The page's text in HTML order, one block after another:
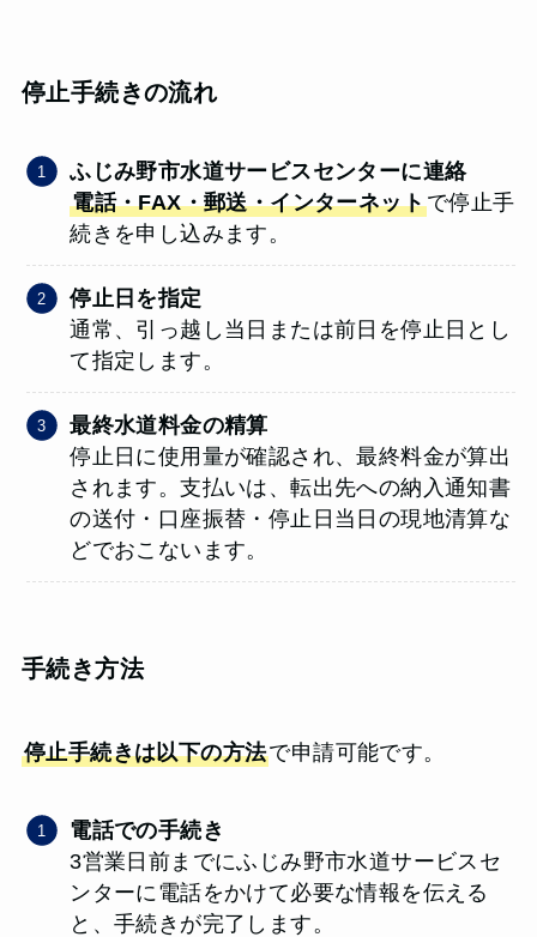
停止手続きの流れ
ふじみ野市水道サービスセンターに連絡
電話・FAX・郵送・インターネットで停止手
続きを申し込みます。
停止日を指定
通常、引っ越し当日または前日を停止日とし
て指定します。
最終水道料金の精算
停止日に使用量が確認され、最終料金が算出
されます。支払いは、転出先への納入通知書
の送付・口座振替・停止日当日の現地清算な
どでおこないます。
手続き方法
停止手続きは以下の方法で申請可能です。
電話での手続き
3営業日前までにふじみ野市水道サービスセ
ンターに電話をかけて必要な情報を伝える
と、手続きが完了します。